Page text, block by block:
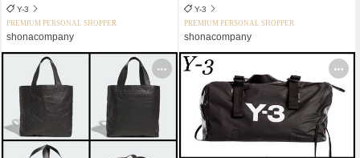
Y-3
PREMIUM PERSONAL SHOPPER
shonacompany
Y-3
PREMIUM PERSONAL SHOPPER
shonacompany